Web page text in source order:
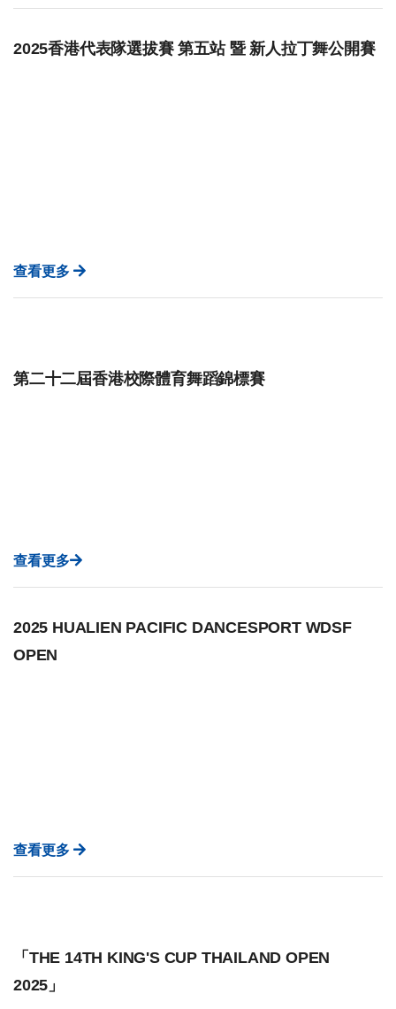
2025香港代表隊選拔賽 第五站 暨 新人拉丁舞公開賽
查看更多
第二十二屆香港校際體育舞蹈錦標賽
查看更多
2025 HUALIEN PACIFIC DANCESPORT WDSF
OPEN
查看更多
「THE 14TH KING'S CUP THAILAND OPEN
2025」